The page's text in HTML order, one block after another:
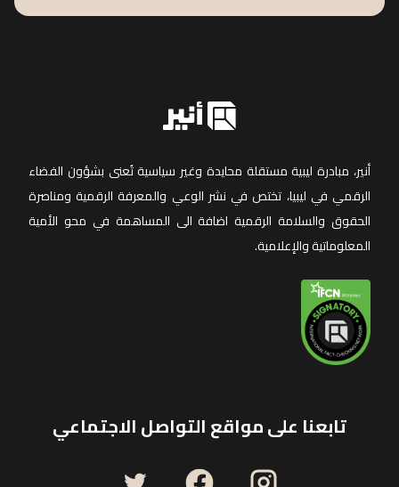
أنير، مبادرة ليبية مستقلة محايدة وغير سياسية تُعنى بشؤون الفضاء
الرقمي في ليبيا، تختص في نشر الوعي والمعرفة الرقمية ومناصرة
الحقوق والسلامة الرقمية اضافة الى المساهمة في محو الأمية
المعلوماتية والإعلامية.
تابعنا على مواقع التواصل الاجتماعي